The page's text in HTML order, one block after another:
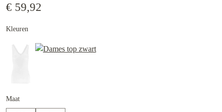
€ 59,92
Kleuren
Maat